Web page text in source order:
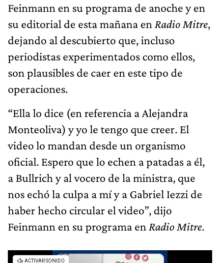
Feinmann en su programa de anoche y en
su editorial de esta mañana en Radio Mitre,
dejando al descubierto que, incluso
periodistas experimentados como ellos,
son plausibles de caer en este tipo de
operaciones.
“Ella lo dice (en referencia a Alejandra
Monteoliva) y yo le tengo que creer. El
video lo mandan desde un organismo
oficial. Espero que lo echen a patadas a él,
a Bullrich y al vocero de la ministra, que
nos echó la culpa a mí y a Gabriel Iezzi de
haber hecho circular el video”, dijo
Feinmann en su programa en Radio Mitre.